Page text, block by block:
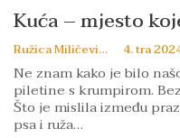
Kuća – mjesto
Ružica Miličević 4. tra
Ne znam kako je bilo
piletine s krumpirom.
Što je mislila između
psa i ruža…